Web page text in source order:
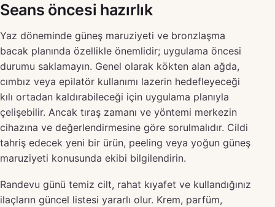
Seans öncesi hazırlık
Yaz döneminde güneş maruziyeti ve bronzlaşma
bacak planında özellikle önemlidir; uygulama öncesi
durumu saklamayın. Genel olarak kökten alan ağda,
cımbız veya epilatör kullanımı lazerin hedefleyeceği
kılı ortadan kaldırabileceği için uygulama planıyla
çelişebilir. Ancak tıraş zamanı ve yöntemi merkezin
cihazına ve değerlendirmesine göre sorulmalıdır. Cildi
tahriş edecek yeni bir ürün, peeling veya yoğun güneş
maruziyeti konusunda ekibi bilgilendirin.
Randevu günü temiz cilt, rahat kıyafet ve kullandığınız
ilaçların güncel listesi yararlı olur. Krem, parfüm,